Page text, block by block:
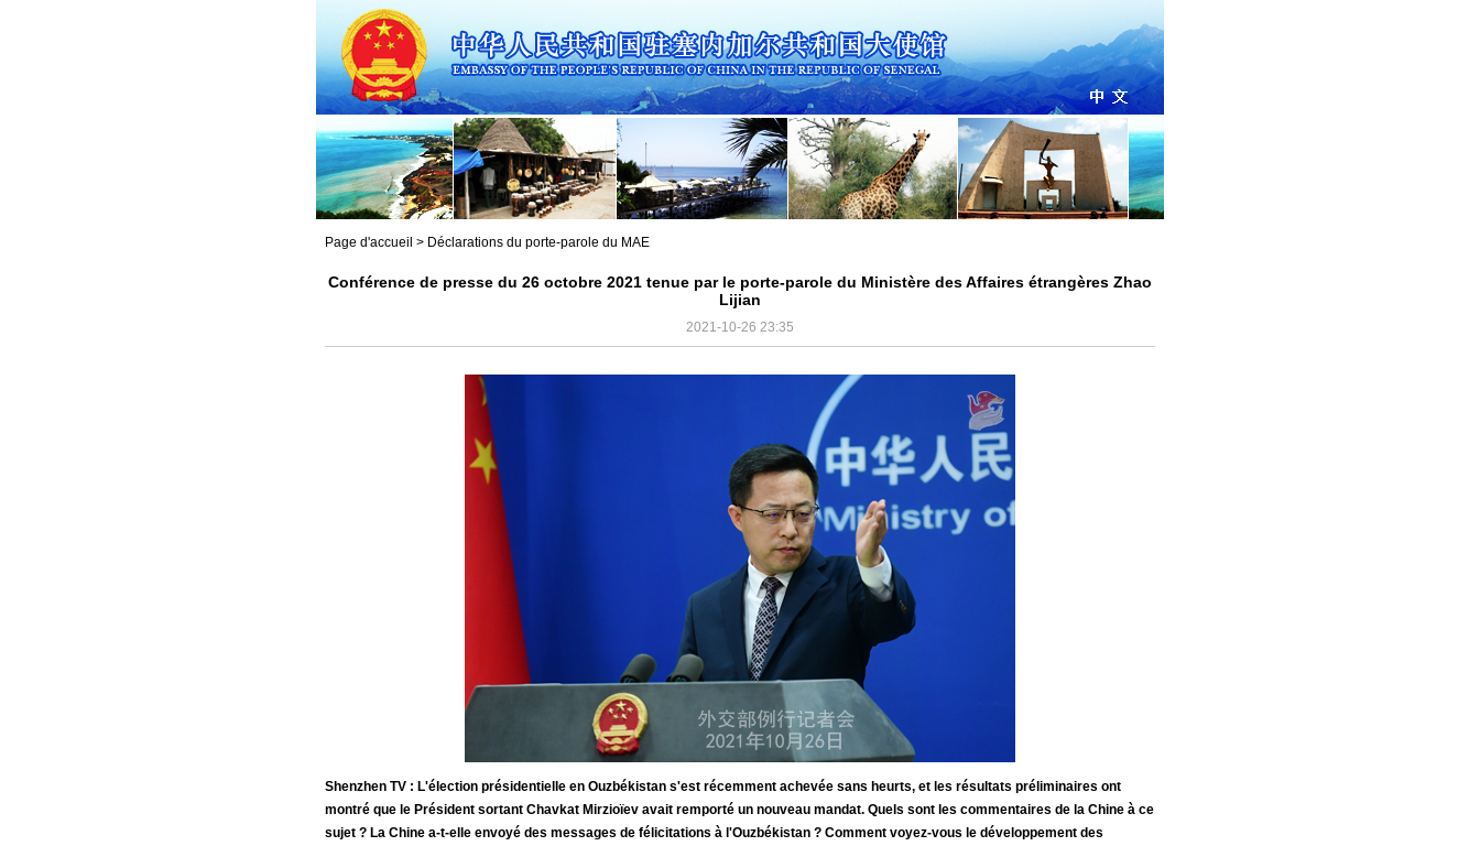
Page d'accueil > Déclarations du porte-parole du MAE
Conférence de presse du 26 octobre 2021 tenue par le porte-parole du Ministère des Affaires étrangères Zhao
Lijian
2021-10-26 23:35
Shenzhen TV : L'élection présidentielle en Ouzbékistan s'est récemment achevée sans heurts, et les résultats préliminaires ont
montré que le Président sortant Chavkat Mirzioïev avait remporté un nouveau mandat. Quels sont les commentaires de la Chine à ce
sujet ? La Chine a-t-elle envoyé des messages de félicitations à l'Ouzbékistan ? Comment voyez-vous le développement des